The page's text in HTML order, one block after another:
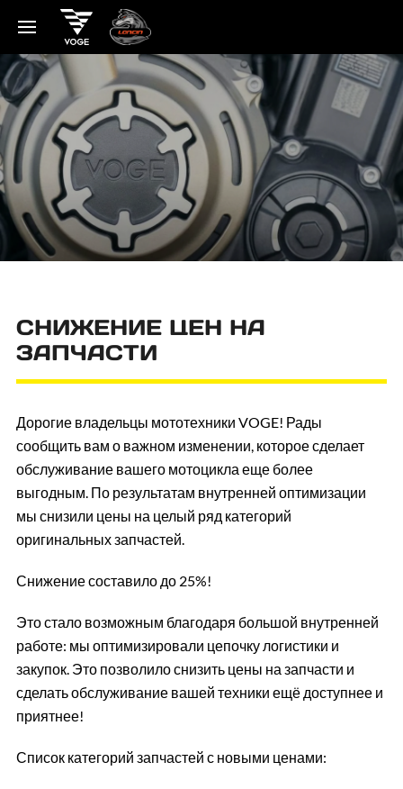
СНИЖЕНИЕ ЦЕН НА
ЗАПЧАСТИ
Дорогие владельцы мототехники VOGE! Рады
сообщить вам о важном изменении, которое сделает
обслуживание вашего мотоцикла еще более
выгодным. По результатам внутренней оптимизации
мы снизили цены на целый ряд категорий
оригинальных запчастей.
Снижение составило до 25%!
Это стало возможным благодаря большой внутренней
работе: мы оптимизировали цепочку логистики и
закупок. Это позволило снизить цены на запчасти и
сделать обслуживание вашей техники ещё доступнее и
приятнее!
Список категорий запчастей с новыми ценами: